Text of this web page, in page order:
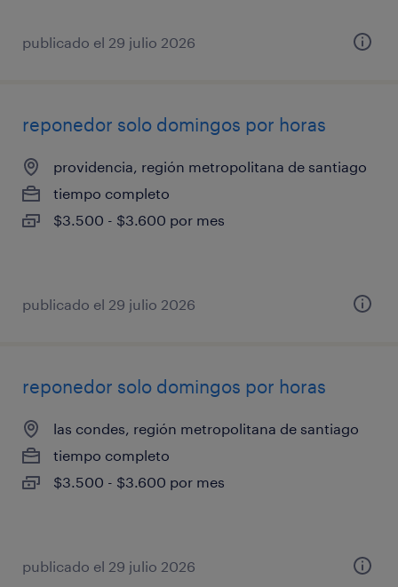
publicado el 29 julio 2026
reponedor solo domingos por horas
providencia, región metropolitana de santiago
tiempo completo
$3.500 - $3.600 por mes
publicado el 29 julio 2026
reponedor solo domingos por horas
las condes, región metropolitana de santiago
tiempo completo
$3.500 - $3.600 por mes
publicado el 29 julio 2026